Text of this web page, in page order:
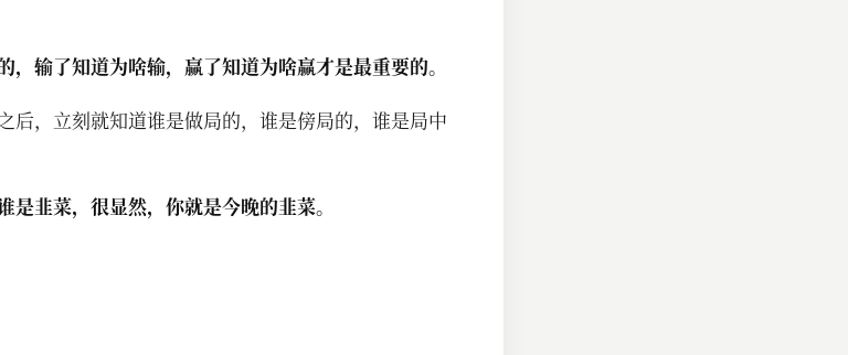
输了知道为啥输，赢了知道为啥赢才是最重要的。
后，立刻就知道谁是做局的，谁是傍局的，谁是局中
韭菜，很显然，你就是今晚的韭菜。